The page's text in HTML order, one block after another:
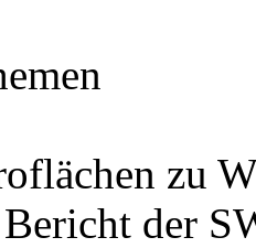
zu
der